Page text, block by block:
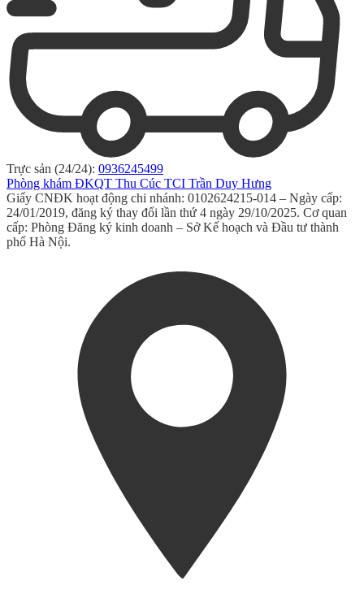
Trực sản (24/24): 0936245499
Phòng khám ĐKQT Thu Cúc TCI Trần Duy Hưng
Giấy CNĐK hoạt động chi nhánh: 0102624215-014 – Ngày cấp:
24/01/2019, đăng ký thay đổi lần thứ 4 ngày 29/10/2025. Cơ quan
cấp: Phòng Đăng ký kinh doanh – Sở Kế hoạch và Đầu tư thành
phố Hà Nội.